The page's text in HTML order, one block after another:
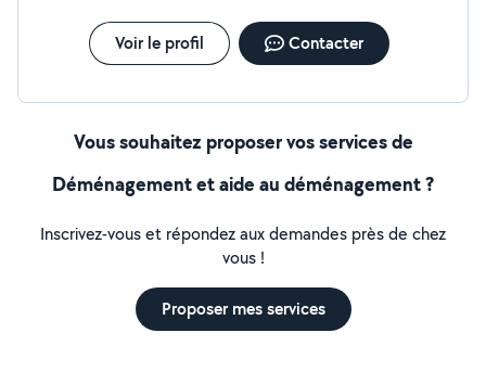
Voir le profil Contacter
Vous souhaitez proposer vos services de
Déménagement et aide au déménagement ?
Inscrivez-vous et répondez aux demandes près de chez
vous !
Proposer mes services